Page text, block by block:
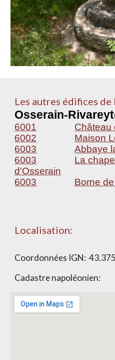
Les autres édifices de
Osserain-
6001
Château
6002
Maison
6003
Abbaye
6003
La
d'Osserain
6003
Borne
Localisation:
Coordonnées IGN:
Cadastre napoléonien: